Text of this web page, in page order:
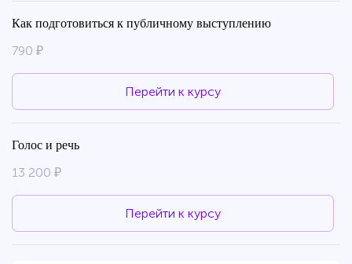
Как подготовиться к публичному выступлению
790 ₽
Перейти к курсу
Голос и речь
13 200 ₽
Перейти к курсу